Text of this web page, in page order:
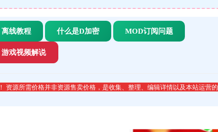
离线教程 什么是D加密 MOD订阅问题
游戏视频解说
！ 资源所需价格并非资源售卖价格，是收集、整理、编辑详情以及本站运营的